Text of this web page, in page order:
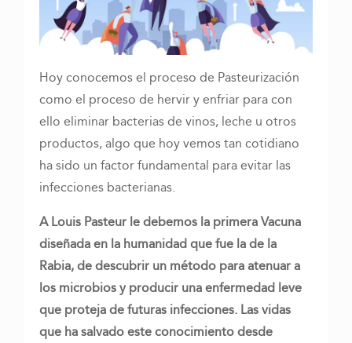
Hoy conocemos el proceso de Pasteurización
como el proceso de hervir y enfriar para con
ello eliminar bacterias de vinos, leche u otros
productos, algo que hoy vemos tan cotidiano
ha sido un factor fundamental para evitar las
infecciones bacterianas.
A Louis Pasteur le debemos la primera Vacuna
diseñada en la humanidad que fue la de la
Rabia, de descubrir un método para atenuar a
los microbios y producir una enfermedad leve
que proteja de futuras infecciones. Las vidas
que ha salvado este conocimiento desde